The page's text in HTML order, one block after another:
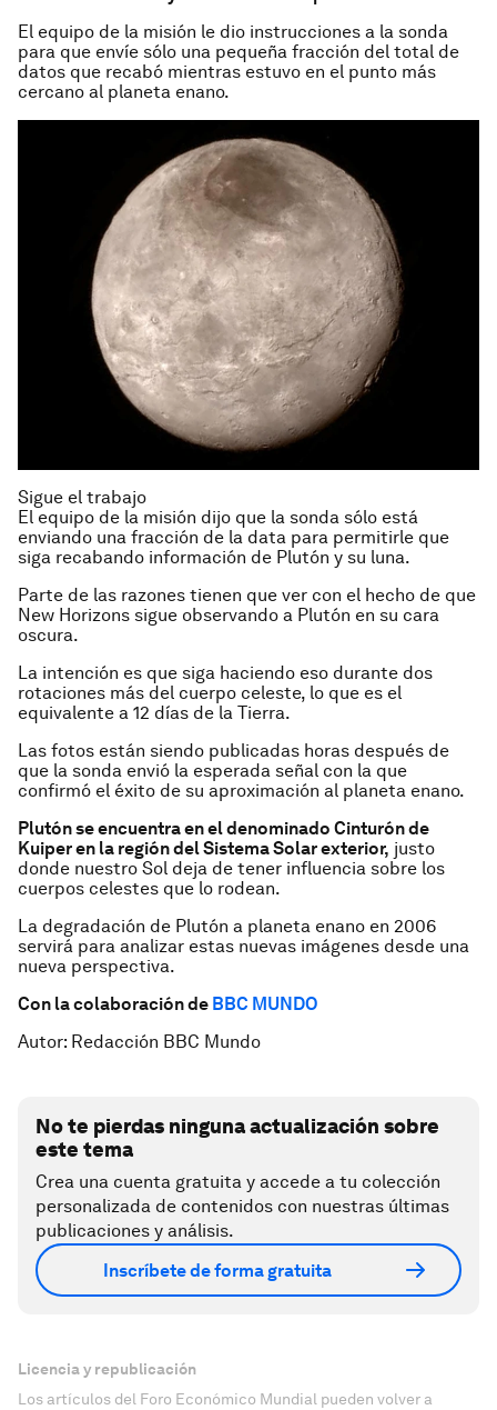
El equipo de la misión le dio instrucciones a la sonda
para que envíe sólo una pequeña fracción del total de
datos que recabó mientras estuvo en el punto más
cercano al planeta enano.
Sigue el trabajo
El equipo de la misión dijo que la sonda sólo está
enviando una fracción de la data para permitirle que
siga recabando información de Plutón y su luna.
Parte de las razones tienen que ver con el hecho de que
New Horizons sigue observando a Plutón en su cara
oscura.
La intención es que siga haciendo eso durante dos
rotaciones más del cuerpo celeste, lo que es el
equivalente a 12 días de la Tierra.
Las fotos están siendo publicadas horas después de
que la sonda envió la esperada señal con la que
confirmó el éxito de su aproximación al planeta enano.
Plutón se encuentra en el denominado Cinturón de
Kuiper en la región del Sistema Solar exterior, justo
donde nuestro Sol deja de tener influencia sobre los
cuerpos celestes que lo rodean.
La degradación de Plutón a planeta enano en 2006
servirá para analizar estas nuevas imágenes desde una
nueva perspectiva.
Con la colaboración de BBC MUNDO
Autor: Redacción BBC Mundo
No te pierdas ninguna actualización sobre
este tema
Crea una cuenta gratuita y accede a tu colección
personalizada de contenidos con nuestras últimas
publicaciones y análisis.
Inscríbete de forma gratuita
Licencia y republicación
Los artículos del Foro Económico Mundial pueden volver a